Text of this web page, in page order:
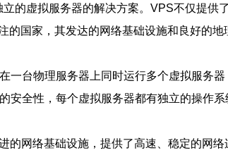
的虚拟服务器的解决方案。VPS不仅提供
国家，其发达的网络基础设施和良好的
台物理服务器上同时运行多个虚拟服务器
全性，每个虚拟服务器都有独立的操作
网络基础设施，提供了高速、稳定的网络